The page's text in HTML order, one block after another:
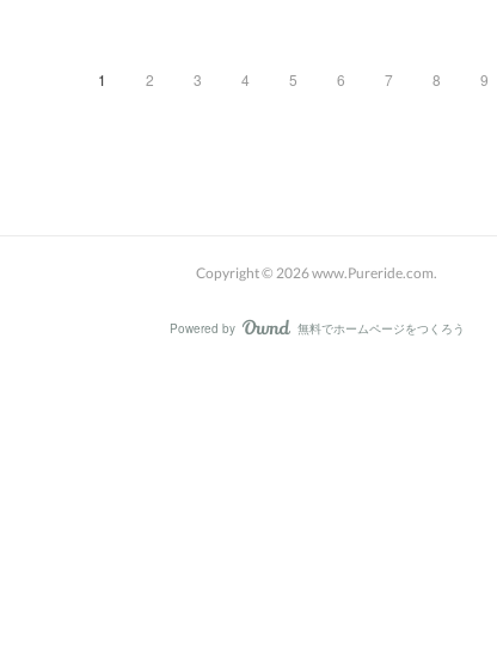
1 2 3 4 5 6 7 8 9
Copyright © 2026www.Pureride.com.
Powered by AmebaOwnd
無料でホームページをつくろう